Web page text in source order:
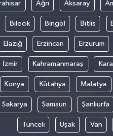
Ağrı Aksaray
Bilecik Bingöl Bitlis
Elazığ Erzincan Erzurum
İzmir Kahramanmaraş
Konya Kütahya Malatya
Sakarya Samsun Şanlıurfa
Tunceli Uşak Van